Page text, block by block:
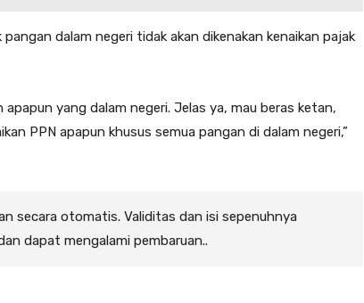
dalam negeri tidak akan dikenakan kenaikan pajak
yang dalam negeri. Jelas ya, mau beras ketan,
PPN apapun khusus semua pangan di dalam negeri,”
secara otomatis. Validitas dan isi sepenuhnya
dapat mengalami pembaruan..